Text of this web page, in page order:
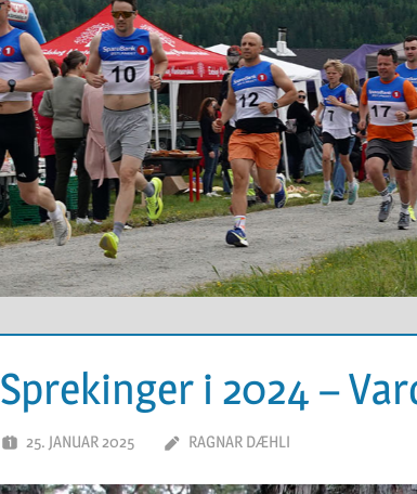
Sprekinger i 2024 –
25. JANUAR 2025 RAGNAR DÆHLI